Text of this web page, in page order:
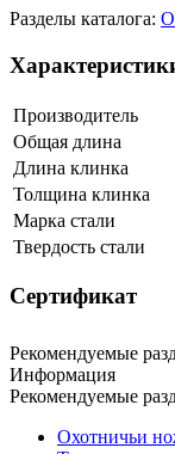
Разделы каталога:
Производитель
Общая длина
Длина клинка
Толщина клинка
Марка стали
Твердость стали
Сертификат
Рекомендуемые
Информация
Рекомендуемые
Охотничьи